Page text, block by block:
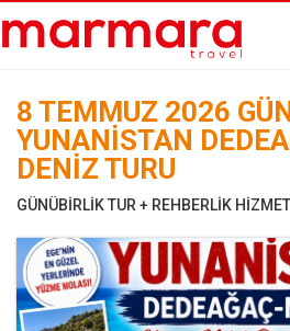
8 TEMMUZ 2026
YUNANİSTAN
DENİZ TURU
GÜNÜBİRLİK TUR + REHBERLİK